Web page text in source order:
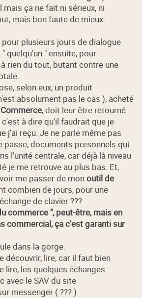
ça ne fait ni sérieux, ni
mais bon faute de mieux ...
plusieurs jours de dialogue
quelqu'un " ensuite, pour
rien du tout, butant contre une
selon eux, un produit
absolument pas le cas ), acheté
, doit leur être retourné
à dire qu'il faudrait que je
j'ai reçu. Je ne parle même pas
passe, documents personnels qui
l'unité centrale, car déjà là niveau
je me retrouve au plus bas. Et,
me passer de monoutil de
combien de jours, pour une
de clavier ???
commerce ", peut-être, mais en
commercial, ça c'est garanti sur
dans la gorge.
découvrir, lire, car il faut bien
lire, les quelques échanges
avec le SAV du site
messenger ( ??? )